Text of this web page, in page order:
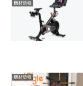
機材情報
機材情報